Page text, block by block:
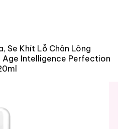
Se Khít Lỗ Chân Lông
Age Intelligence Perfection